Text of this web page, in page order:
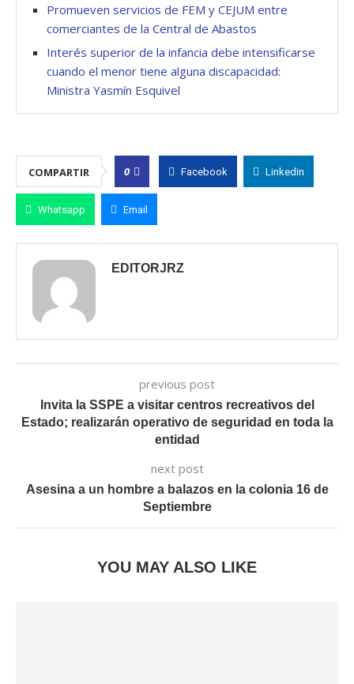
Promueven servicios de FEM y CEJUM entre
comerciantes de la Central de Abastos
Interés superior de la infancia debe intensificarse
cuando el menor tiene alguna discapacidad:
Ministra Yasmín Esquivel
COMPARTIR 0 Facebook Linkedin
Whatsapp Email
EDITORJRZ
previous post
Invita la SSPE a visitar centros recreativos del
Estado; realizarán operativo de seguridad en toda la
entidad
next post
Asesina a un hombre a balazos en la colonia 16 de
Septiembre
YOU MAY ALSO LIKE